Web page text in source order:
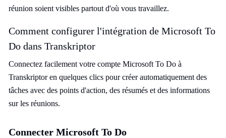
réunion soient visibles partout d'où vous travaillez.
Comment configurer l'intégration de Microsoft To
Do dans Transkriptor
Connectez facilement votre compte Microsoft To Do à
Transkriptor en quelques clics pour créer automatiquement des
tâches avec des points d'action, des résumés et des informations
sur les réunions.
Connecter Microsoft To Do